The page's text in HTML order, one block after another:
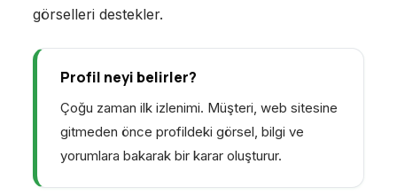
görselleri destekler.
Profil neyi belirler?
Çoğu zaman ilk izlenimi. Müşteri, web sitesine
gitmeden önce profildeki görsel, bilgi ve
yorumlara bakarak bir karar oluşturur.